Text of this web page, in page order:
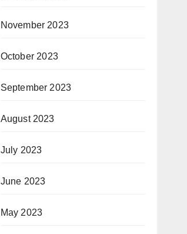
November 2023
October 2023
September 2023
August 2023
July 2023
June 2023
May 2023